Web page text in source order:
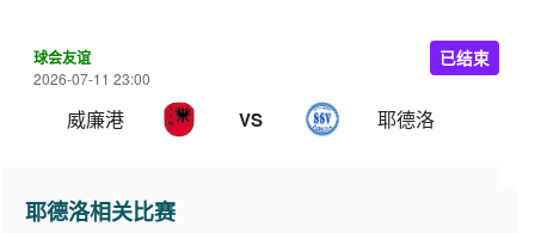
球会友谊
2026-07-11 23:00
威廉港 VS 耶德洛
已结束
耶德洛相关比赛